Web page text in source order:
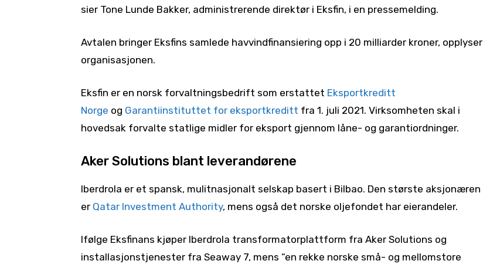
sier Tone Lunde Bakker, administrerende direktør i Eksfin, i en pressemelding.
Avtalen bringer Eksfins samlede havvindfinansiering opp i 20 milliarder kroner, opplyser
organisasjonen.
Eksfin er en norsk forvaltningsbedrift som erstattet Eksportkreditt
Norge og Garantiinstituttet for eksportkreditt fra 1. juli 2021. Virksomheten skal i
hovedsak forvalte statlige midler for eksport gjennom låne- og garantiordninger.
Aker Solutions blant leverandørene
Iberdrola er et spansk, mulitnasjonalt selskap basert i Bilbao. Den største aksjonæren
er Qatar Investment Authority, mens også det norske oljefondet har eierandeler.
Ifølge Eksfinans kjøper Iberdrola transformatorplattform fra Aker Solutions og
installasjonstjenester fra Seaway 7, mens “en rekke norske små- og mellomstore